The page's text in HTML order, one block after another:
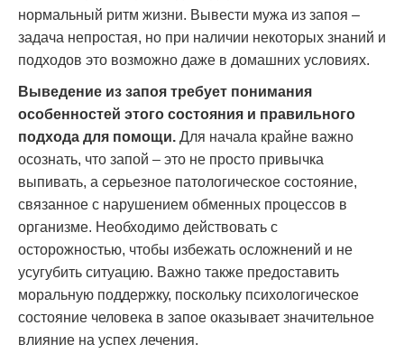
нормальный ритм жизни. Вывести мужа из запоя –
задача непростая, но при наличии некоторых знаний и
подходов это возможно даже в домашних условиях.
Выведение из запоя требует понимания
особенностей этого состояния и правильного
подхода для помощи. Для начала крайне важно
осознать, что запой – это не просто привычка
выпивать, а серьезное патологическое состояние,
связанное с нарушением обменных процессов в
организме. Необходимо действовать с
осторожностью, чтобы избежать осложнений и не
усугубить ситуацию. Важно также предоставить
моральную поддержку, поскольку психологическое
состояние человека в запое оказывает значительное
влияние на успех лечения.